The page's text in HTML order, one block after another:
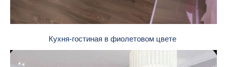
Кухня-гостиная в фиолетовом цвете